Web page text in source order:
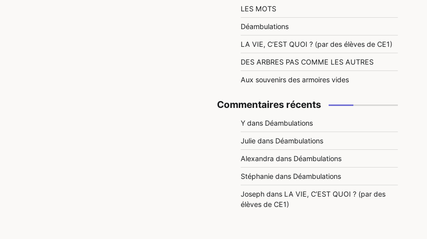
LES MOTS
Déambulations
LA VIE, C’EST QUOI ? (par des élèves de CE1)
DES ARBRES PAS COMME LES AUTRES
Aux souvenirs des armoires vides
Commentaires récents
Y dans Déambulations
Julie dans Déambulations
Alexandra dans Déambulations
Stéphanie dans Déambulations
Joseph dans LA VIE, C’EST QUOI ? (par des
élèves de CE1)